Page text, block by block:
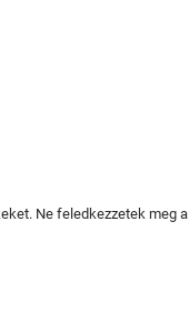
Ne feledkezzetek meg a